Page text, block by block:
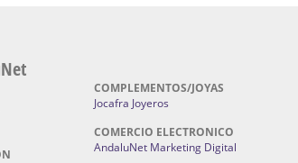
COMPLEMENTOS/JOYAS
Jocafra Joyeros
COMERCIO ELECTRONICO
AndaluNet Marketing Digital